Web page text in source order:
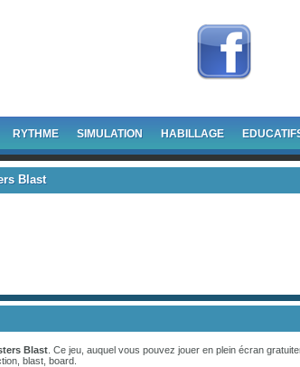
RYTHME SIMULATION HABILLAGE
Blast
Blast . Ce jeu, auquel vous pouvez jouer en plein écran
blast board